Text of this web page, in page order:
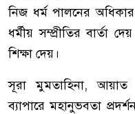
নিজ ধর্ম পালনের
ধর্মীয় সম্প্রীতির বার্তা
শিক্ষা দেয়।
সূরা মুমতাহিনা, আয়াত
ব্যাপারে মহানুভবতা